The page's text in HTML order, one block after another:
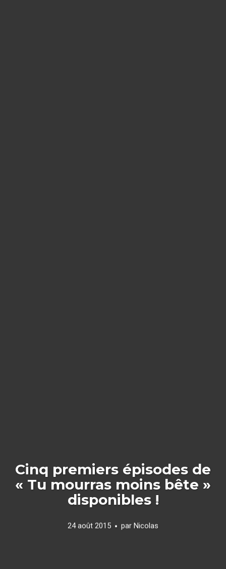
Cinq premiers épisodes de
« Tu mourras moins bête »
disponibles !
24 août 2015 par Nicolas